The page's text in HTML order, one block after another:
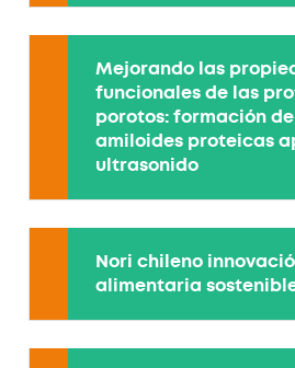
Mejorando las
funcionales de las
porotos: formación
amiloides proteicas aplicando
ultrasonido
Nori chileno
alimentaria